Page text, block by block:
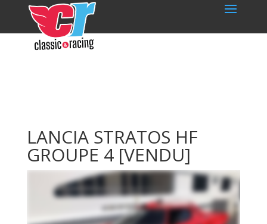
LANCIA STRATOS HF
GROUPE 4 [VENDU]